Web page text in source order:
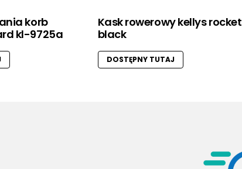
korb
kl-9725a
Kask rowerowy kellys rocket
black
DOSTĘPNY TUTAJ